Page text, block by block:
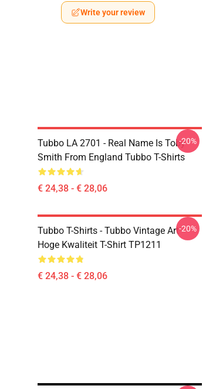
Write your review
Tubbo LA 2701 - Real Name Is Toby
Smith From England Tubbo T-Shirts
€ 24,38 - € 28,06
-20%
Tubbo T-Shirts - Tubbo Vintage Art
Hoge Kwaliteit T-Shirt TP1211
€ 24,38 - € 28,06
-20%